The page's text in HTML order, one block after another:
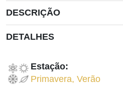
DESCRIÇÃO
DETALHES
Estação:
Primavera,Verão